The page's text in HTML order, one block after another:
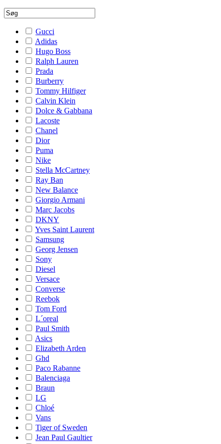
Gucci
Adidas
Hugo Boss
Ralph Lauren
Prada
Burberry
Tommy Hilfiger
Calvin Klein
Dolce & Gabbana
Lacoste
Chanel
Dior
Puma
Nike
Stella McCartney
Ray Ban
New Balance
Giorgio Armani
Marc Jacobs
DKNY
Yves Saint Laurent
Samsung
Georg Jensen
Sony
Diesel
Versace
Converse
Reebok
Tom Ford
L´oreal
Paul Smith
Asics
Elizabeth Arden
Ghd
Paco Rabanne
Balenciaga
Braun
LG
Chloé
Vans
Tiger of Sweden
Jean Paul Gaultier